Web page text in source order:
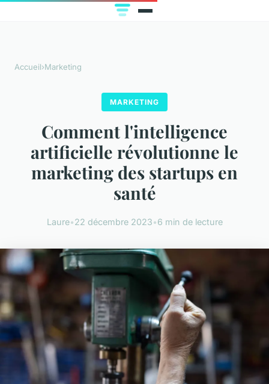
Accueil›Marketing
MARKETING
Comment l'intelligence
artificielle révolutionne le
marketing des startups en
santé
Laure•22 décembre 2023•6 min de lecture